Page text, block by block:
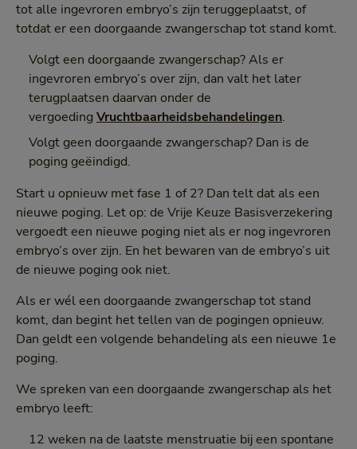
tot alle ingevroren embryo’s zijn teruggeplaatst, of
totdat er een doorgaande zwangerschap tot stand komt.
Volgt een doorgaande zwangerschap? Als er
ingevroren embryo’s over zijn, dan valt het later
terugplaatsen daarvan onder de
vergoeding Vruchtbaarheidsbehandelingen.
Volgt geen doorgaande zwangerschap? Dan is de
poging geëindigd.
Start u opnieuw met fase 1 of 2? Dan telt dat als een
nieuwe poging. Let op: de Vrije Keuze Basisverzekering
vergoedt een nieuwe poging niet als er nog ingevroren
embryo’s over zijn. En het bewaren van de embryo’s uit
de nieuwe poging ook niet.
Als er wél een doorgaande zwangerschap tot stand
komt, dan begint het tellen van de pogingen opnieuw.
Dan geldt een volgende behandeling als een nieuwe 1e
poging.
We spreken van een doorgaande zwangerschap als het
embryo leeft:
12 weken na de laatste menstruatie bij een spontane